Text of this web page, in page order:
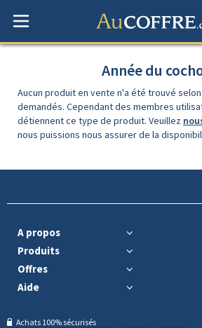
Année du
Aucun produit en vente n'a été trouvé
demandés. Cependant des membres
détiennent ce type de produit. Veuillez
nous puissions nous assurer de la
A propos
Produits
Offres
Aide
Achats 100% sécurisés